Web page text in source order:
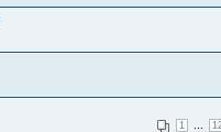
1